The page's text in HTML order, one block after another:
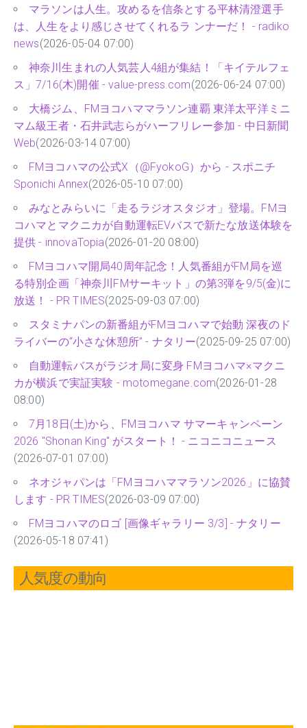
マラソンは人生。攻めるを信条とする平林清澄選手
は、人生をより感じさせてくれるラ ンナーだ！ - radiko
news(2026-05-04 07:00)
神奈川生まれの人気芸人4組が集結！「キイテルフェ
ス」7/16(木)開催 - value-press.com(2026-06-24 07:00)
大橋ジム、FMヨコハママラソン連覇 東洋太平洋ミニ
マム級王者・石井武志らがハーフリレー参加 - 中日新聞
Web(2026-03-14 07:00)
FMヨコハマの公式X（@FyokoG）から - スポニチ
Sponichi Annex(2026-05-10 07:00)
みなとみらいに「走るラジオスタジオ」登場。FMヨ
コハマとマクニカが自動運転EVバスで新たな放送体験を
提供 - innovaTopia(2026-01-20 08:00)
FMヨコハマ開局40周年記念！人気番組がFM局を巡
る特別企画「神奈川FMサーキット」の第3弾を9/5(金)に
放送！ - PR TIMES(2025-09-03 07:00)
スタミナパンの新番組がFMヨコハマで始動 深夜のド
ライバーの“小さな休憩所” - ナタリー(2025-09-25 07:00)
自動運転バスがラジオ局に変身 FMヨコハマ×マクニ
カが横浜で実証実験 - motomegane.com(2026-01-28
08:00)
7月18日(土)から、FMヨコハマ サマーキャンペーン
2026 "Shonan King" がスタート！ - ニコニコニュース
(2026-07-01 07:00)
ネオジャパンは「FMヨコハママラソン2026」に協賛
します - PR TIMES(2026-03-09 07:00)
FMヨコハマのロゴ [画像ギャラリー 3/3] - ナタリー
(2026-05-18 07:41)
人気度の動向